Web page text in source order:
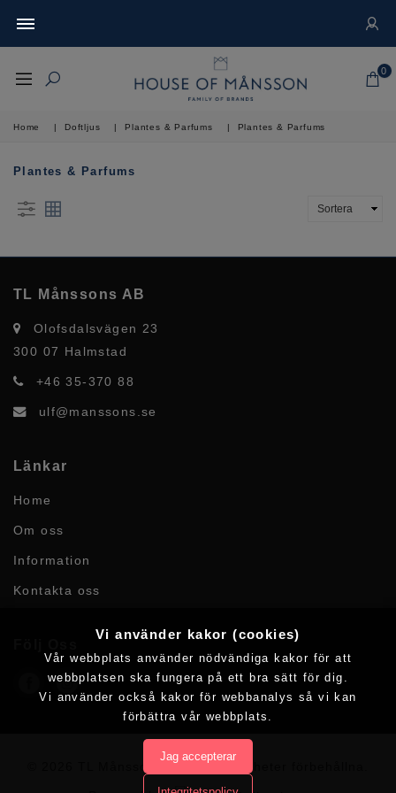
0
Home | Doftljus | Plantes & Parfums | Plantes & Parfums
Plantes & Parfums
TL Månssons AB
Olofsdalsvägen 23
300 07 Halmstad
+46 35-370 88
ulf@manssons.se
Länkar
Home
Om oss
Information
Kontakta oss
© 2026 TL Månssons AB. Alla rättigheter förbehållna.
Vi använder kakor (cookies)
Vår webbplats använder nödvändiga kakor för att
webbplatsen ska fungera på ett bra sätt för dig.
Vi använder också kakor för webbanalys så vi kan
förbättra vår webbplats.
Jag accepterar